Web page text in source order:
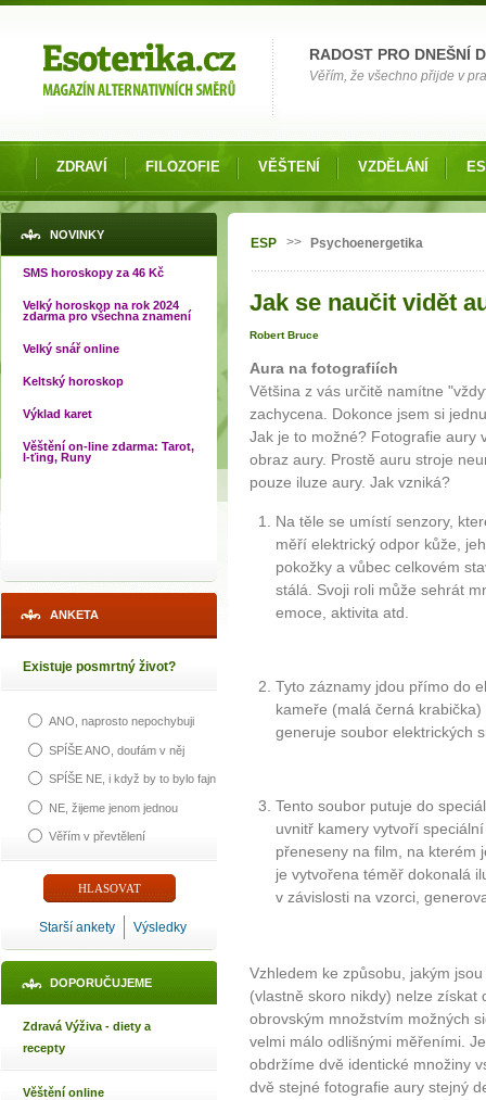
RADOST PRO DNEŠNÍ
Věřím, že všechno přijde v
ZDRAVÍ FILOZOFIE VĚŠTENÍ VZDĚLÁNÍ
NOVINKY
SMS horoskopy za 46 Kč
Velký horoskop na rok 2024
zdarma pro všechna znamení
Velký snář online
Keltský horoskop
Výklad karet
Věštění on-line zdarma: Tarot,
I-ťing, Runy
ANKETA
Existuje posmrtný život?
ANO, naprosto nepochybuji
SPÍŠE ANO, doufám v něj
SPÍŠE NE, i když by to bylo fajn
NE, žijeme jenom jednou
Věřím v převtělení
Starší ankety Výsledky
DOPORUČUJEME
Zdravá Výživa - diety a
recepty
Věštění online
Jste zde
ESP >> Psychoenergetika
Jak se naučit vidět
Robert Bruce
Aura na fotografiích
Většina z vás určitě namítne
zachycena. Dokonce jsem si
Jak je to možné? Fotografie aury
obraz aury. Prostě auru stroje
pouze iluze aury. Jak vzniká?
Na těle se umístí senzory,
měří elektrický odpor kůže,
pokožky a vůbec celkovém
stálá. Svoji roli může sehrát
emoce, aktivita atd.
Tyto záznamy jdou přímo do
kameře (malá černá
generuje soubor elektrických
Tento soubor putuje do
uvnitř kamery vytvoří
přeneseny na film, na kterém
je vytvořena téměř dokonalá
v závislosti na vzorci,
Vzhledem ke způsobu, jakým
(vlastně skoro nikdy) nelze získat
obrovským množstvím možných
velmi málo odlišnými měřeními.
obdržíme dvě identické množiny
dvě stejné fotografie aury stejný